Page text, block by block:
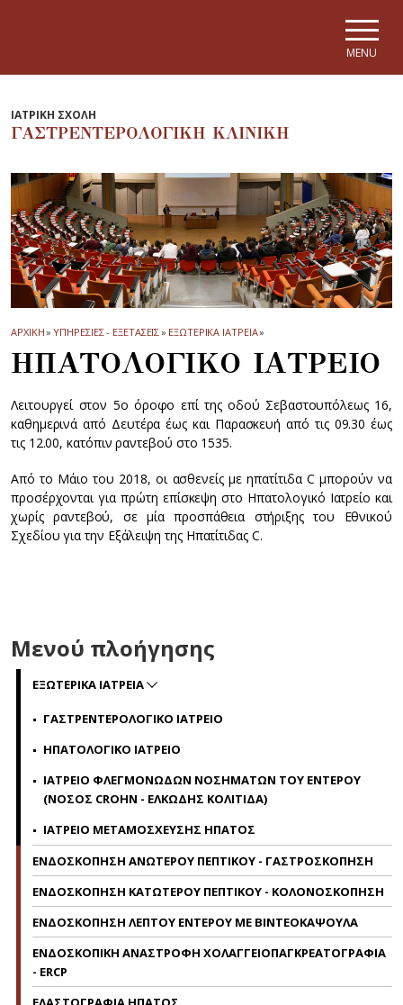
MENU
ΙΑΤΡΙΚΗ ΣΧΟΛΗ
ΓΑΣΤΡΕΝΤΕΡΟΛΟΓΙΚΗ ΚΛΙΝΙΚΗ
ΑΡΧΙΚΗ» ΥΠΗΡΕΣΙΕΣ - ΕΞΕΤΑΣΕΙΣ» ΕΞΩΤΕΡΙΚΑ ΙΑΤΡΕΙΑ»
ΗΠΑΤΟΛΟΓΙΚΟ ΙΑΤΡΕΙΟ
Λειτουργεί στον 5ο όροφο επί της οδού Σεβαστουπόλεως 16,
καθημερινά από Δευτέρα έως και Παρασκευή από τις 09.30 έως
τις 12.00, κατόπιν ραντεβού στο 1535.
Από το Μάιο του 2018, οι ασθενείς με ηπατίτιδα C μπορούν να
προσέρχονται για πρώτη επίσκεψη στο Ηπατολογικό Ιατρείο και
χωρίς ραντεβού, σε μία προσπάθεια στήριξης του Εθνικού
Σχεδίου για την Εξάλειψη της Ηπατίτιδας C.
Μενού πλοήγησης
ΕΞΩΤΕΡΙΚΑ ΙΑΤΡΕΙΑ
ΓΑΣΤΡΕΝΤΕΡΟΛΟΓΙΚΟ ΙΑΤΡΕΙΟ
ΗΠΑΤΟΛΟΓΙΚΟ ΙΑΤΡΕΙΟ
ΙΑΤΡΕΙΟ ΦΛΕΓΜΟΝΩΔΩΝ ΝΟΣΗΜΑΤΩΝ ΤΟΥ ΕΝΤΕΡΟΥ
(ΝΟΣΟΣ CROHN - ΕΛΚΩΔΗΣ ΚΟΛΙΤΙΔΑ)
ΙΑΤΡΕΙΟ ΜΕΤΑΜΟΣΧΕΥΣΗΣ ΗΠΑΤΟΣ
ΕΝΔΟΣΚΟΠΗΣΗ ΑΝΩΤΕΡΟΥ ΠΕΠΤΙΚΟΥ - ΓΑΣΤΡΟΣΚΟΠΗΣΗ
ΕΝΔΟΣΚΟΠΗΣΗ ΚΑΤΩΤΕΡΟΥ ΠΕΠΤΙΚΟΥ - ΚΟΛΟΝΟΣΚΟΠΗΣΗ
ΕΝΔΟΣΚΟΠΗΣΗ ΛΕΠΤΟΥ ΕΝΤΕΡΟΥ ΜΕ ΒΙΝΤΕΟΚΑΨΟΥΛΑ
ΕΝΔΟΣΚΟΠΙΚΗ ΑΝΑΣΤΡΟΦΗ ΧΟΛΑΓΓΕΙΟΠΑΓΚΡΕΑΤΟΓΡΑΦΙΑ
- ERCP